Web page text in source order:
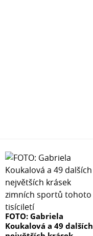
FOTO: Gabriela
Koukalová a 49 dalších